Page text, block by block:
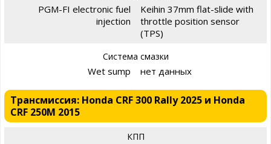
PGM-FI electronic fuel
injection
Keihin 37mm flat-slide with
throttle position sensor
(TPS)
Система смазки
Wet sump нет данных
Трансмиссия: Honda CRF 300 Rally 2025 и Honda
CRF 250M 2015
КПП